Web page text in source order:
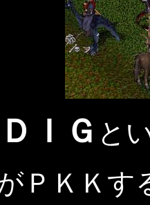
ＤＩＧ と
ＰＫＫ